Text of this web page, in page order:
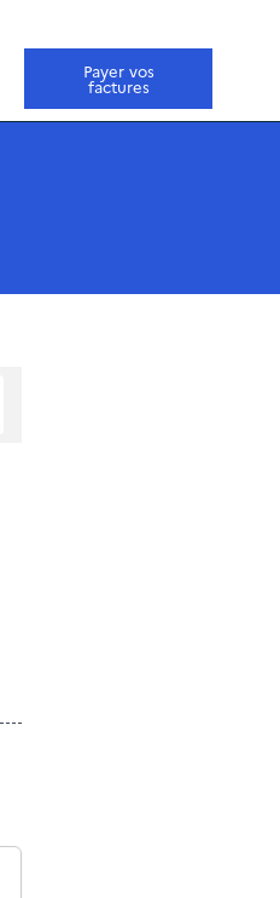
Payer vos
factures